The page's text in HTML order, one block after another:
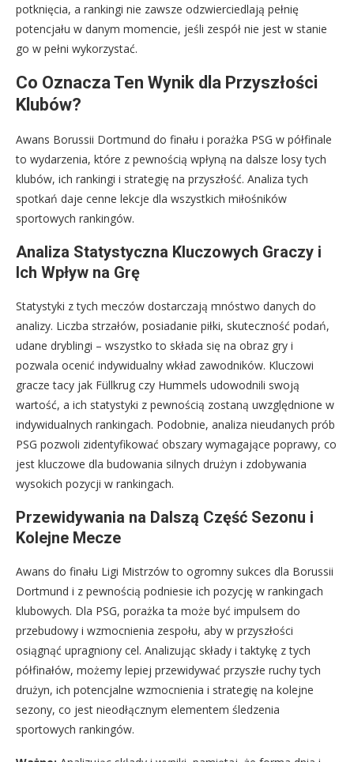
potknięcia, a rankingi nie zawsze odzwierciedlają pełnię
potencjału w danym momencie, jeśli zespół nie jest w stanie
go w pełni wykorzystać.
Co Oznacza Ten Wynik dla Przyszłości
Klubów?
Awans Borussii Dortmund do finału i porażka PSG w półfinale
to wydarzenia, które z pewnością wpłyną na dalsze losy tych
klubów, ich rankingi i strategię na przyszłość. Analiza tych
spotkań daje cenne lekcje dla wszystkich miłośników
sportowych rankingów.
Analiza Statystyczna Kluczowych Graczy i
Ich Wpływ na Grę
Statystyki z tych meczów dostarczają mnóstwo danych do
analizy. Liczba strzałów, posiadanie piłki, skuteczność podań,
udane dryblingi – wszystko to składa się na obraz gry i
pozwala ocenić indywidualny wkład zawodników. Kluczowi
gracze tacy jak Füllkrug czy Hummels udowodnili swoją
wartość, a ich statystyki z pewnością zostaną uwzględnione w
indywidualnych rankingach. Podobnie, analiza nieudanych prób
PSG pozwoli zidentyfikować obszary wymagające poprawy, co
jest kluczowe dla budowania silnych drużyn i zdobywania
wysokich pozycji w rankingach.
Przewidywania na Dalszą Część Sezonu i
Kolejne Mecze
Awans do finału Ligi Mistrzów to ogromny sukces dla Borussii
Dortmund i z pewnością podniesie ich pozycję w rankingach
klubowych. Dla PSG, porażka ta może być impulsem do
przebudowy i wzmocnienia zespołu, aby w przyszłości
osiągnąć upragniony cel. Analizując składy i taktykę z tych
półfinałów, możemy lepiej przewidywać przyszłe ruchy tych
drużyn, ich potencjalne wzmocnienia i strategię na kolejne
sezony, co jest nieodłącznym elementem śledzenia
sportowych rankingów.